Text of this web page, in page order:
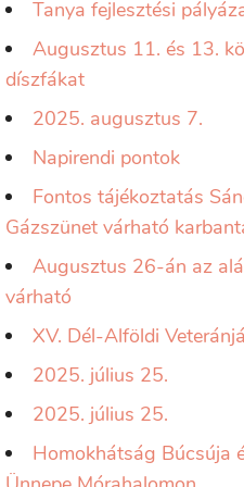
Tanya fejlesztési
Augusztus 11. és 13.
díszfákat
2025. augusztus 7.
Napirendi pontok
Fontos tájékoztatás
Gázszünet várható
Augusztus 26-án az
várható
XV. Dél-Alföldi
2025. július 25.
2025. július 25.
Homokhátság Búcsúja